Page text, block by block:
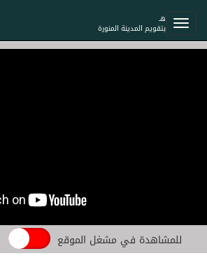
هـ
بتقويم المدينة المنورة
للمشاهدة في مشغل الموقع